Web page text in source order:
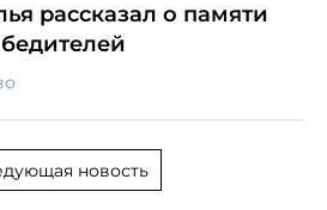
рассказал о памяти
новость